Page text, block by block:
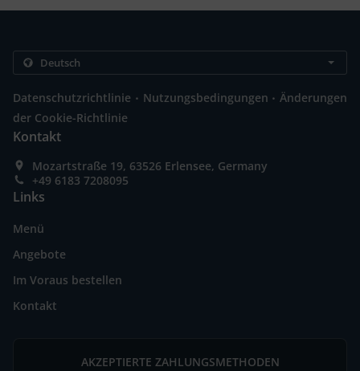
Datenschutzrichtlinie . Nutzungsbedingungen . Änderungen
der Cookie-Richtlinie
Kontakt
Mozartstraße 19, 63526 Erlensee, Germany
+49 6183 7208095
Links
Menü
Angebote
Im Voraus bestellen
Kontakt
AKZEPTIERTE ZAHLUNGSMETHODEN